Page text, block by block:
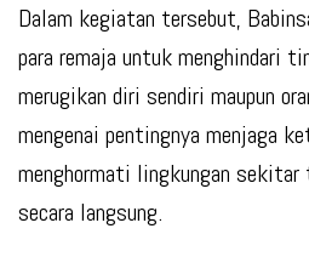
Dalam kegiatan tersebut,
para remaja untuk menghindari
merugikan diri sendiri maupun
mengenai pentingnya menjaga
menghormati lingkungan
secara langsung.